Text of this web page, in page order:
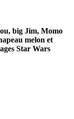
big Jim, Momo
melon et
Star Wars